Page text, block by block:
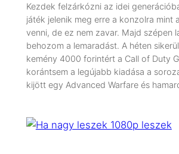
Kezdek felzárkózni az idei
játék jelenik meg erre a konzolra mint
venni, de ez nem zavar. Majd szépen
behozom a lemaradást. A héten
kemény 4000 forintért a Call of Duty
korántsem a legújabb kiadása a
kijött egy Advanced Warfare és